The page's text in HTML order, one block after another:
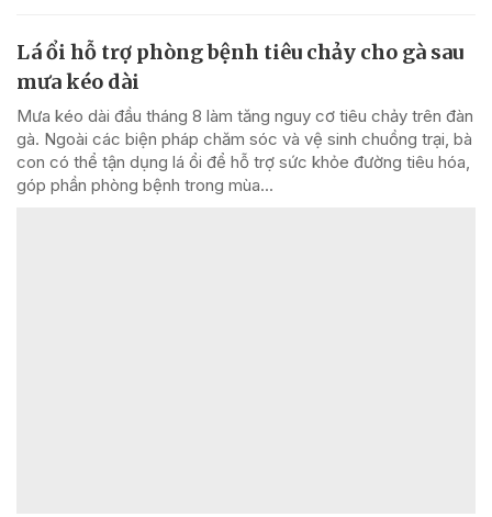
Lá ổi hỗ trợ phòng bệnh tiêu chảy cho gà sau
mưa kéo dài
Mưa kéo dài đầu tháng 8 làm tăng nguy cơ tiêu chảy trên đàn
gà. Ngoài các biện pháp chăm sóc và vệ sinh chuồng trại, bà
con có thể tận dụng lá ổi để hỗ trợ sức khỏe đường tiêu hóa,
góp phần phòng bệnh trong mùa...